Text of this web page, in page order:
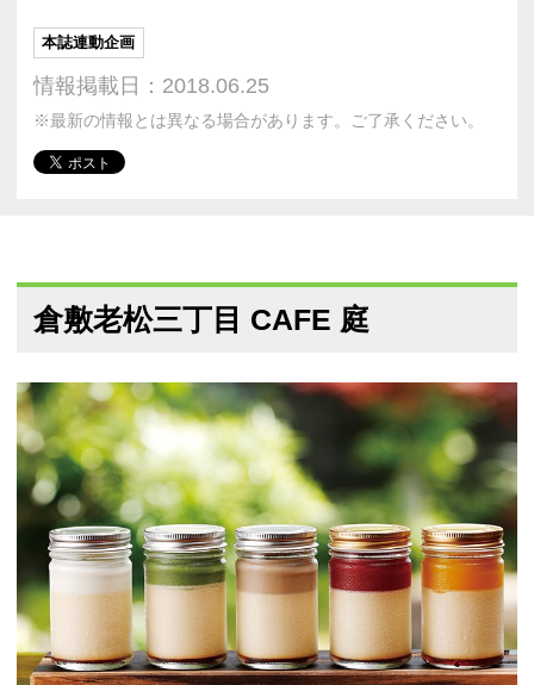
本誌連動企画
情報掲載日：2018.06.25
※最新の情報とは異なる場合があります。ご了承ください。
倉敷老松三丁目 CAFE 庭